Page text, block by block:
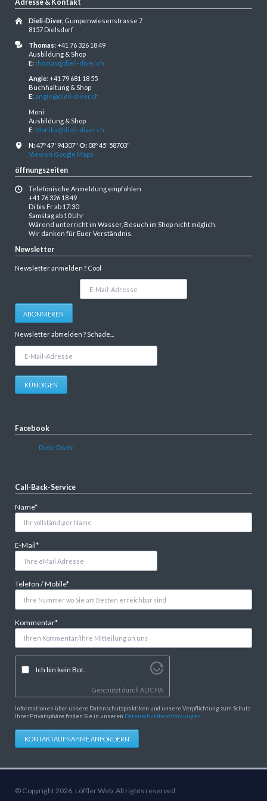
Adresse & Kontakt
Dieli-Diver, Gumpenwiesenstrasse 7
8157 Dielsdorf
Thomas:+41 76 326 18 49
Ausbildung & Shop
E:thomas@dieli-diver.ch
Angie: +41 79 681 18 55
Buchhaltung & Shop
E: angie@dieli-diver.ch
Moni:
Ausbildung & Shop
E: Monika@dieli-diver.ch
N:47º 47' 94307" O:08º 45' 58703"
View on Google Maps
öffnungszeiten
Telefonische Anmeldung empfohlen
+41 76 326 18 49
Di bis Fr ab 17:30
Samstag ab 10 Uhr
Wärend unterricht im Wasser, Besuch im Shop nicht möglich.
Wir danken für Euer Verständnis.
Newsletter
Newsletter anmelden ? Cool
Adresse
ABONNIEREN
Newsletter abmelden ? Schade...
Adresse
KÜNDIGEN
Facebook
Dieli-Diver
Call-Back-Service
Pflichtfeld
Name*
Pflichtfeld
E-Mail*
Pflichtfeld
Telefon / Mobile*
Pflichtfeld
Kommentar*
Ich bin kein Bot.
Geschützt durchALTCHA
Informationen über unsere Datenschutzpraktiken und unsere Verpflichtung zum Schutz
Ihrer Privatsphäre finden Sie in unseren Datenschutzbestimmungen
KONTAKTAUFNAHME ANFORDERN
© Copyright 2026. Löffler Web. All rights reserved.